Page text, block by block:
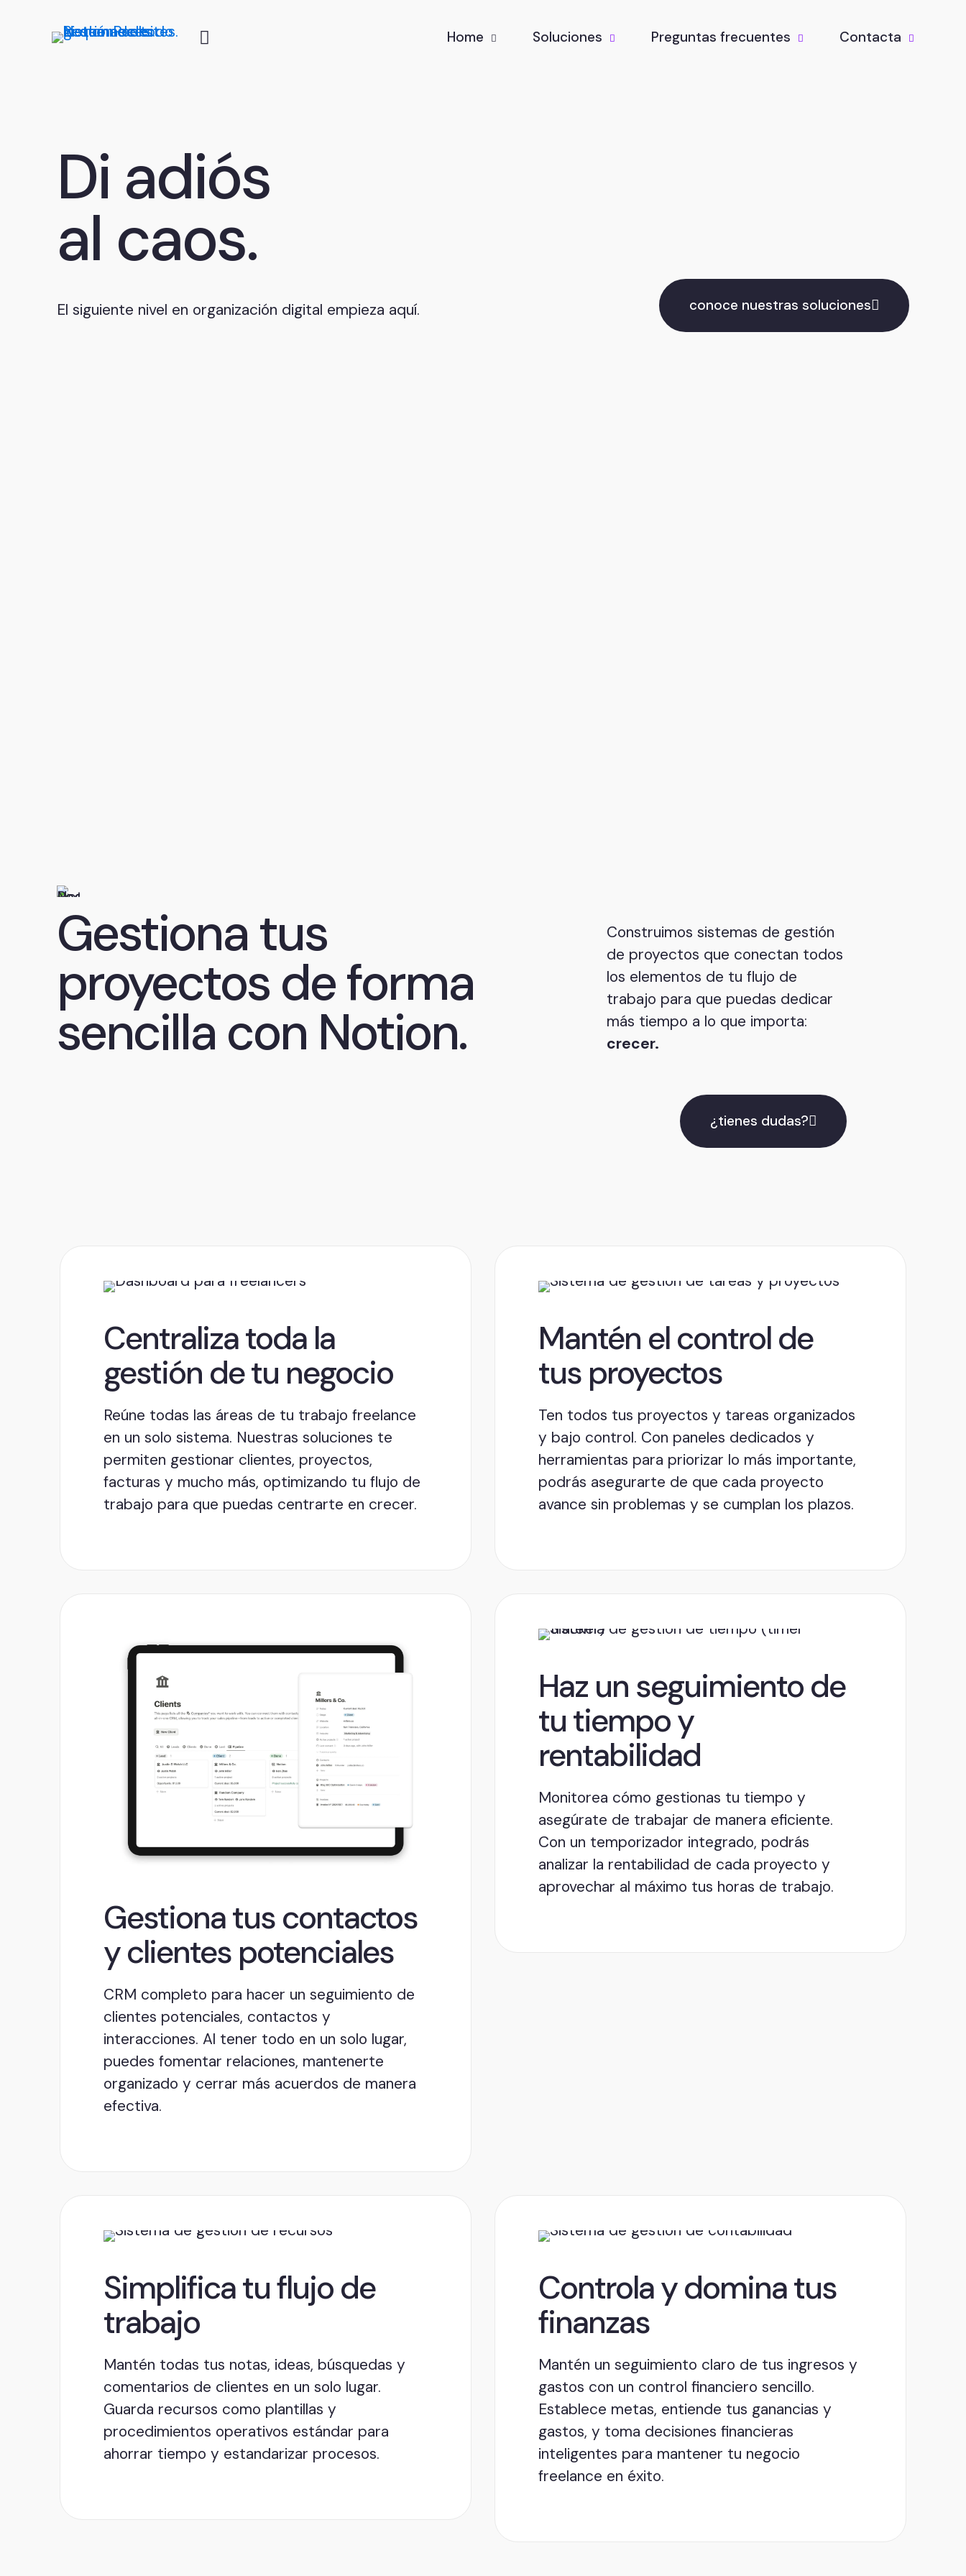
Home Soluciones Preguntas frecuentes Contacta
Di adiós
al caos.
El siguiente nivel en organización digital empieza aquí. conoce nuestras soluciones
Gestiona tus
proyectos de forma
sencilla con Notion.
Construimos sistemas de gestión
de proyectos que conectan todos
los elementos de tu flujo de
trabajo para que puedas dedicar
más tiempo a lo que importa:
crecer.
¿tienes dudas?
Centraliza toda la
gestión de tu negocio
Reúne todas las áreas de tu trabajo freelance
en un solo sistema. Nuestras soluciones te
permiten gestionar clientes, proyectos,
facturas y mucho más, optimizando tu flujo de
trabajo para que puedas centrarte en crecer.
Mantén el control de
tus proyectos
Ten todos tus proyectos y tareas organizados
y bajo control. Con paneles dedicados y
herramientas para priorizar lo más importante,
podrás asegurarte de que cada proyecto
avance sin problemas y se cumplan los plazos.
Gestiona tus contactos
y clientes potenciales
CRM completo para hacer un seguimiento de
clientes potenciales, contactos y
interacciones. Al tener todo en un solo lugar,
puedes fomentar relaciones, mantenerte
organizado y cerrar más acuerdos de manera
efectiva.
Haz un seguimiento de
tu tiempo y
rentabilidad
Monitorea cómo gestionas tu tiempo y
asegúrate de trabajar de manera eficiente.
Con un temporizador integrado, podrás
analizar la rentabilidad de cada proyecto y
aprovechar al máximo tus horas de trabajo.
Simplifica tu flujo de
trabajo
Mantén todas tus notas, ideas, búsquedas y
comentarios de clientes en un solo lugar.
Guarda recursos como plantillas y
procedimientos operativos estándar para
ahorrar tiempo y estandarizar procesos.
Controla y domina tus
finanzas
Mantén un seguimiento claro de tus ingresos y
gastos con un control financiero sencillo.
Establece metas, entiende tus ganancias y
gastos, y toma decisiones financieras
inteligentes para mantener tu negocio
freelance en éxito.